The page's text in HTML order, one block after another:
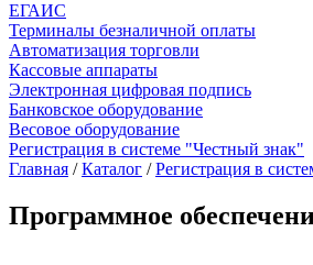
ЕГАИС
Терминалы безналичной оплаты
Автоматизация торговли
Кассовые аппараты
Электронная цифровая подпись
Банковское оборудование
Весовое оборудование
Регистрация в системе "Честный знак"
Главная / Каталог / Регистрация в
Программное